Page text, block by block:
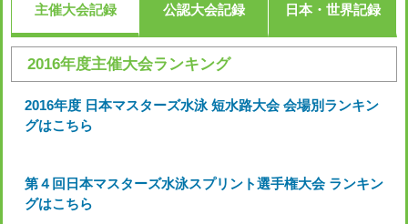
主催大会記録 公認大会記録 日本・世界記録
2016年度主催大会ランキング
2016年度 日本マスターズ水泳 短水路大会 会場別ランキン
グはこちら
第４回日本マスターズ水泳スプリント選手権大会 ランキン
グはこちら